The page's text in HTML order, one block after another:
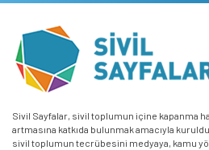
Sivil Sayfalar, sivil toplumun içine kapanma
artmasına katkıda bulunmak amacıyla
sivil toplumun tecrübesini medyaya, kamu